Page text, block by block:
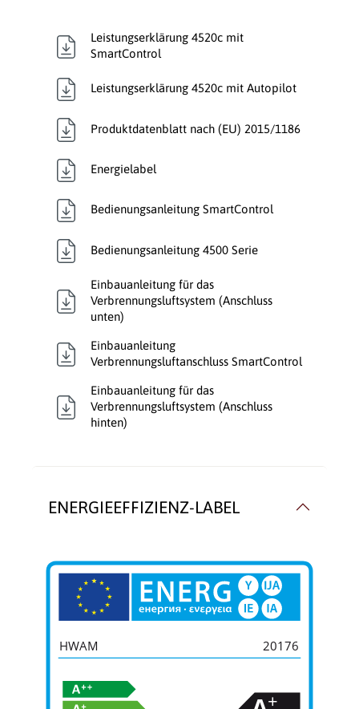
Leistungserklärung 4520c mit
SmartControl
Leistungserklärung 4520c mit Autopilot
Produktdatenblatt nach (EU) 2015/1186
Energielabel
Bedienungsanleitung SmartControl
Bedienungsanleitung 4500 Serie
Einbauanleitung für das
Verbrennungsluftsystem (Anschluss
unten)
Einbauanleitung
Verbrennungsluftanschluss SmartControl
Einbauanleitung für das
Verbrennungsluftsystem (Anschluss
hinten)
ENERGIEEFFIZIENZ-LABEL
HWAM 20176
+